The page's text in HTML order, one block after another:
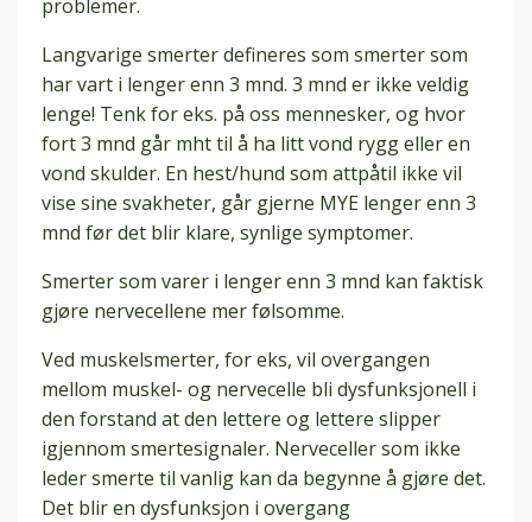
problemer.
Langvarige smerter defineres som smerter som
har vart i lenger enn 3 mnd. 3 mnd er ikke veldig
lenge! Tenk for eks. på oss mennesker, og hvor
fort 3 mnd går mht til å ha litt vond rygg eller en
vond skulder. En hest/hund som attpåtil ikke vil
vise sine svakheter, går gjerne MYE lenger enn 3
mnd før det blir klare, synlige symptomer.
Smerter som varer i lenger enn 3 mnd kan faktisk
gjøre nervecellene mer følsomme.
Ved muskelsmerter, for eks, vil overgangen
mellom muskel- og nervecelle bli dysfunksjonell i
den forstand at den lettere og lettere slipper
igjennom smertesignaler. Nerveceller som ikke
leder smerte til vanlig kan da begynne å gjøre det.
Det blir en dysfunksjon i overgang